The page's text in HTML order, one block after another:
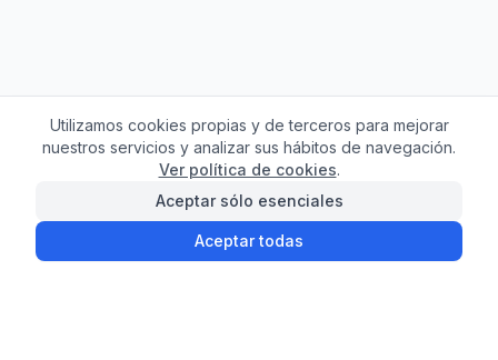
Utilizamos cookies propias y de terceros para mejorar
nuestros servicios y analizar sus hábitos de navegación.
Ver política de cookies.
Aceptar sólo esenciales
Aceptar todas